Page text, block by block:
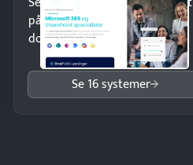
på minutter og mist ingen
dokumenter.
Se 16 systemer